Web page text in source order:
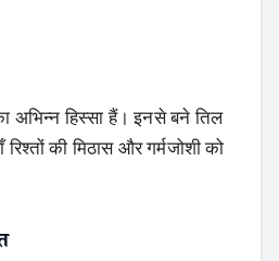
अभिन्न हिस्सा हैं। इनसे बने तिल
की मिठास और गर्मजोशी को